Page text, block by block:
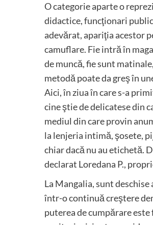
O categorie aparte o
didactice, funcţionari
adevărat, apariţia acestor
camuflare. Fie intră în
de muncă, fie sunt
metodă poate da greş în
Aici, în ziua în care s-a
cine ştie de delicatese din
mediul din care provin
la lenjeria intimă, şosete,
chiar dacă nu au etichetă.
declarat Loredana P.,
La Mangalia, sunt
într-o continuă creştere
puterea de cumpărare